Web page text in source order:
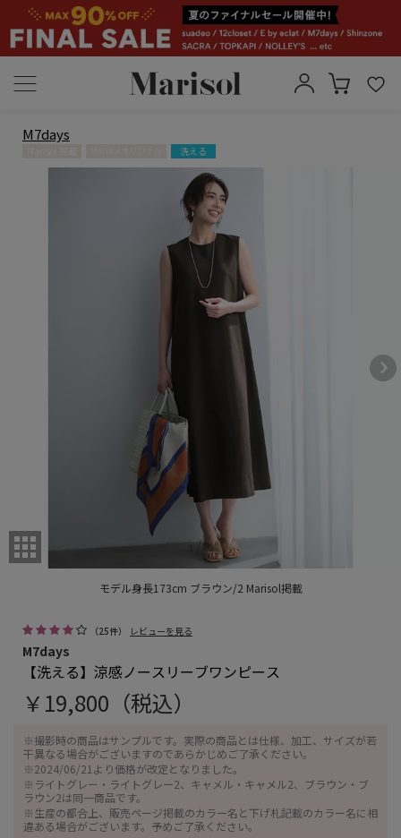
M7days
洗える
1/62
モデル身長173cm ブラウン/2 Marisol掲載
（25件） レビューを見る
M7days
【洗える】涼感ノースリーブワンピース
￥19,800（税込）
※撮影時の商品はサンプルです。実際の商品とは仕様、加工、サイズが若
干異なる場合がございますのであらかじめご了承ください。
※2024/06/21より価格が改定となりました。
※ライトグレー・ライトグレー2、キャメル・キャメル2、ブラウン・ブ
ラウン2は同一商品です。
※生産の都合上、販売ページ掲載のカラー名と下げ札記載のカラー名に相
違ある場合がございます。予めご了承ください。